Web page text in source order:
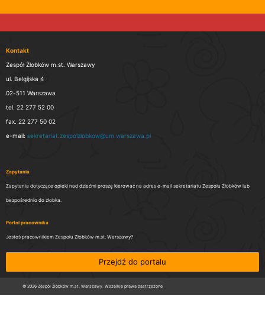
Kontakt
Zespół Żłobków m.st. Warszawy
ul. Belgijska 4
02-511 Warszawa
tel. 22 277 52 00
fax. 22 277 50 02
e-mail: sekretariat.zespolzlobkow@um.warszawa.pl
Zapytania
Zapytania dotyczące opieki nad dziećmi proszę kierować na adres e-mail sekretariatu Zespołu Żłobków lub
bezpośrednio do żłobka.
Portal pracownika
Jesteś pracownikiem Zespołu Żłobków m.st. Warszawy?
Przejdź do portalu
© 2026 Zespół Żłobków m.st. Warszawy. Wszelkie prawa zastrzeżone